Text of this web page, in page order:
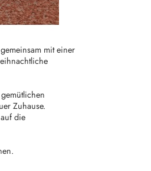
mit einer
Zuhause.
die